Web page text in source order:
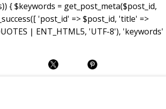
{ $keywords = get_post_meta($post_id,
'post_id' => $post_id, 'title' =>
| ENT_HTML5, 'UTF-8'), 'keywords'